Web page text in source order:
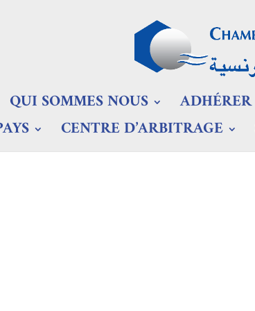
QUI SOMMES NOUS ADHÉRER
CENTRE D’ARBITRAGE